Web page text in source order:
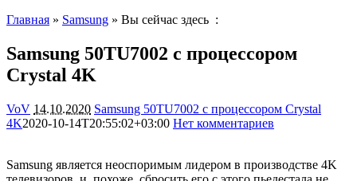
Главная » Samsung » Вы сейчас здесь :
Samsung 50TU7002 с процессором
Crystal 4K
VoV 14.10.2020 Samsung 50TU7002 с процессором Crystal
4K2020-10-14T20:55:02+03:00 Нет комментариев
Samsung является неоспоримым лидером в производстве 4K